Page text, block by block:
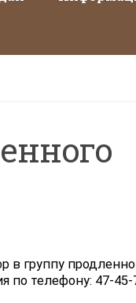
в группу
по телефону: 47-45-